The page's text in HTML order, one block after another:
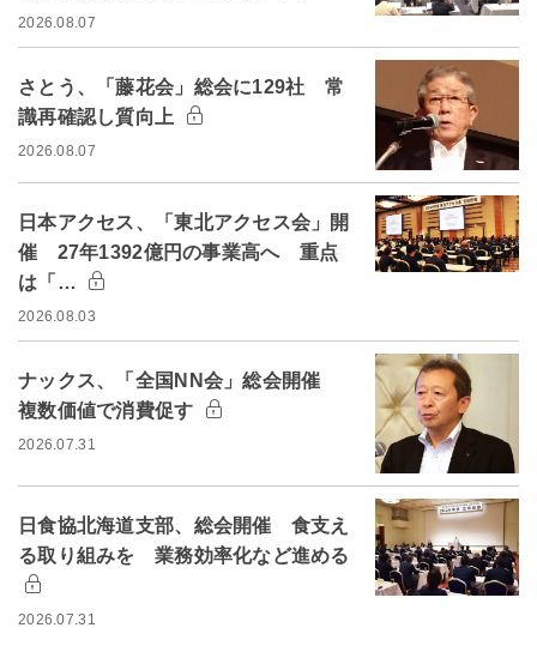
2026.08.07
さとう、「藤花会」総会に129社 常
識再確認し質向上
2026.08.07
日本アクセス、「東北アクセス会」開
催 27年1392億円の事業高へ 重点
は「…
2026.08.03
ナックス、「全国NN会」総会開催
複数価値で消費促す
2026.07.31
日食協北海道支部、総会開催 食支え
る取り組みを 業務効率化など進める
2026.07.31